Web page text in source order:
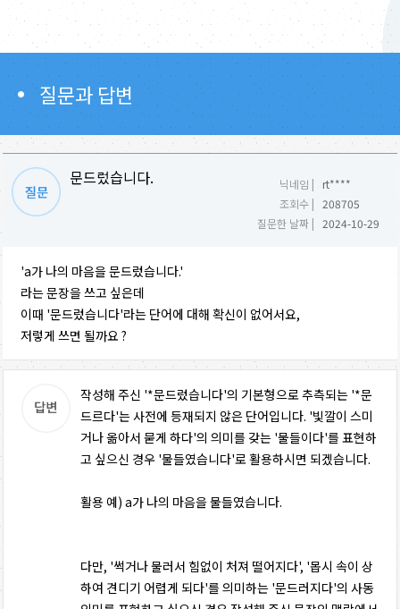
질문과 답변
닉네임 |
rt****
조회수 | 208705
질문한 날짜 | 2024-10-29
문드렀습니다.
'a가 나의 마음을 문드렀습니다.'
라는 문장을 쓰고 싶은데
이때 '문드렀습니다'라는 단어에 대해 확신이 없어서요,
저렇게 쓰면 될까요 ?
작성해 주신 '*문드렀습니다'의 기본형으로 추측되는 '*문
드르다'는 사전에 등재되지 않은 단어입니다. '빛깔이 스미
거나 옮아서 묻게 하다'의 의미를 갖는 '물들이다'를 표현하
고 싶으신 경우 '물들였습니다'로 활용하시면 되겠습니다.
활용 예) a가 나의 마음을 물들였습니다.
다만, '썩거나 물러서 힘없이 처져 떨어지다', '몹시 속이 상
하여 견디기 어렵게 되다'를 의미하는 '문드러지다'의 사동